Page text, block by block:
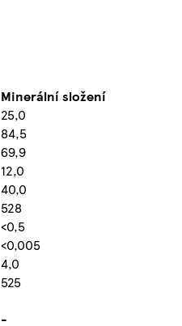
Minerální složení
25,0
84,5
69,9
12,0
40,0
528
<0,5
<0,005
4,0
525
-